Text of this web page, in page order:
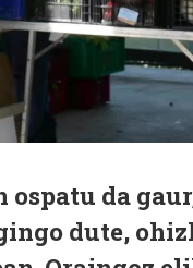
da
dute,